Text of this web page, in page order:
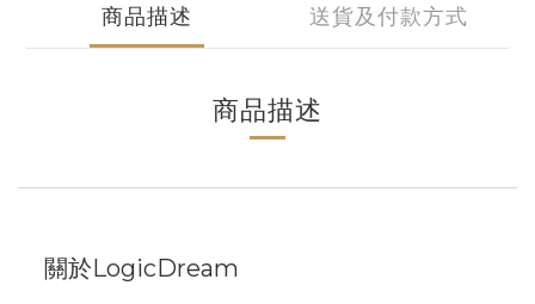
商品描述 送貨及付款方式
商品描述
關於LogicDream